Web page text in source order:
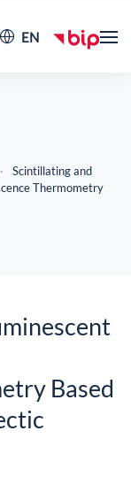
EN
Scintillating and
Thermometry
Based